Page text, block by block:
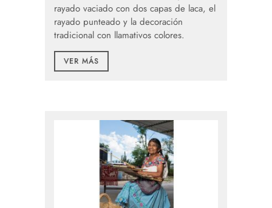
rayado vaciado con dos capas de laca, el
rayado punteado y la decoración
tradicional con llamativos colores.
VER MÁS